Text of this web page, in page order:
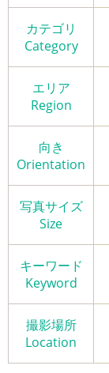
カテゴリ
Category
エリア
Region
向き
Orientation
写真サイズ
Size
キーワード
Keyword
撮影場所
Location